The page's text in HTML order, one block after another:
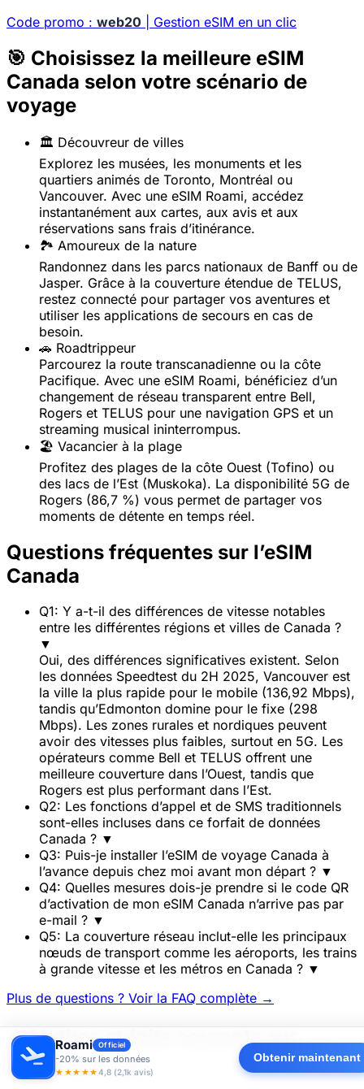
Code promo : web20 | Gestion eSIM en un clic
🎯 Choisissez la meilleure eSIM
Canada selon votre scénario de
voyage
🏛️ Découvreur de villes
Explorez les musées, les monuments et les
quartiers animés de Toronto, Montréal ou
Vancouver. Avec une eSIM Roami, accédez
instantanément aux cartes, aux avis et aux
réservations sans frais d’itinérance.
🏞️ Amoureux de la nature
Randonnez dans les parcs nationaux de Banff ou de
Jasper. Grâce à la couverture étendue de TELUS,
restez connecté pour partager vos aventures et
utiliser les applications de secours en cas de
besoin.
🚗 Roadtrippeur
Parcourez la route transcanadienne ou la côte
Pacifique. Avec une eSIM Roami, bénéficiez d’un
changement de réseau transparent entre Bell,
Rogers et TELUS pour une navigation GPS et un
streaming musical ininterrompus.
🏖️ Vacancier à la plage
Profitez des plages de la côte Ouest (Tofino) ou
des lacs de l’Est (Muskoka). La disponibilité 5G de
Rogers (86,7 %) vous permet de partager vos
moments de détente en temps réel.
Questions fréquentes sur l’eSIM
Canada
Q1: Y a-t-il des différences de vitesse notables
entre les différentes régions et villes de Canada ?
▼
Oui, des différences significatives existent. Selon
les données Speedtest du 2H 2025, Vancouver est
la ville la plus rapide pour le mobile (136,92 Mbps),
tandis qu’Edmonton domine pour le fixe (298
Mbps). Les zones rurales et nordiques peuvent
avoir des vitesses plus faibles, surtout en 5G. Les
opérateurs comme Bell et TELUS offrent une
meilleure couverture dans l’Ouest, tandis que
Rogers est plus performant dans l’Est.
Q2: Les fonctions d’appel et de SMS traditionnels
sont-elles incluses dans ce forfait de données
Canada ? ▼
Q3: Puis-je installer l’eSIM de voyage Canada à
l’avance depuis chez moi avant mon départ ? ▼
Q4: Quelles mesures dois-je prendre si le code QR
d’activation de mon eSIM Canada n’arrive pas par
e-mail ? ▼
Q5: La couverture réseau inclut-elle les principaux
nœuds de transport comme les aéroports, les trains
à grande vitesse et les métros en Canada ? ▼
Plus de questions ? Voir la FAQ complète →
⚠️ Mythes et faits courants sur
l’eSIM Canada
Roami Officiel
-20% sur les données
★★★★★4,8 (2,1k avis)
Obtenir maintenant